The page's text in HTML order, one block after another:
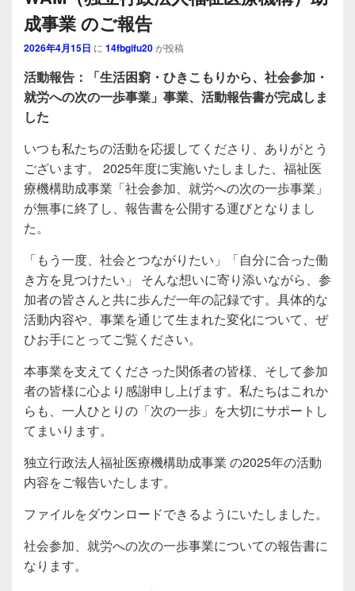
成事業 のご報告
2026年4月15日 に 14fbgifu20が投稿
活動報告：「生活困窮・ひきこもりから、社会参加・
就労への次の一歩事業」事業、活動報告書が完成しま
した
いつも私たちの活動を応援してくださり、ありがとう
ございます。 2025年度に実施いたしました、福祉医
療機構助成事業「社会参加、就労への次の一歩事業」
が無事に終了し、報告書を公開する運びとなりまし
た。
「もう一度、社会とつながりたい」「自分に合った働
き方を見つけたい」 そんな想いに寄り添いながら、参
加者の皆さんと共に歩んだ一年の記録です。具体的な
活動内容や、事業を通じて生まれた変化について、ぜ
ひお手にとってご覧ください。
本事業を支えてくださった関係者の皆様、そして参加
者の皆様に心より感謝申し上げます。私たちはこれか
らも、一人ひとりの「次の一歩」を大切にサポートし
てまいります。
独立行政法人福祉医療機構助成事業 の2025年の活動
内容をご報告いたします。
ファイルをダウンロードできるようにいたしました。
社会参加、就労への次の一歩事業についての報告書に
なります。